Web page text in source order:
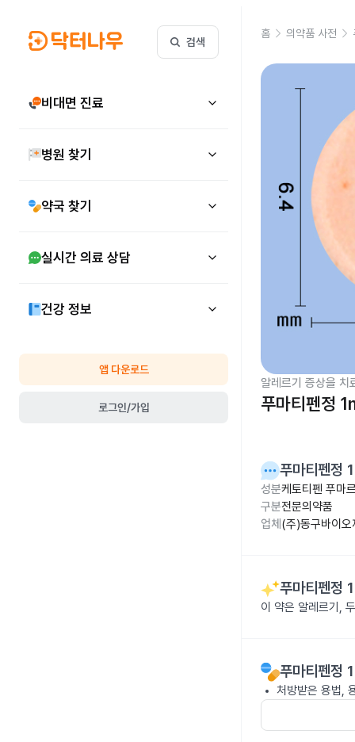
검색
비대면 진료
병원 찾기
약국 찾기
실시간 의료 상담
건강 정보
앱 다운로드
로그인/가입
홈 의약품 사전
알레르기 증상을 치
푸마티펜정
푸마티펜정
성분케토티펜 푸마
구분전문의약품
업체 (주)동구바이오
푸마티펜정
이 약은 알레르기,
푸마티펜정
처방받은 용법,